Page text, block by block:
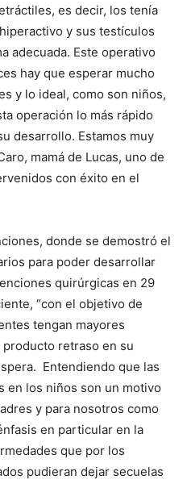
es decir, los tenía
y sus testículos
adecuada. Este operativo
hay que esperar mucho
y lo ideal, como son niños,
operación lo más rápido
desarrollo. Estamos muy
mamá de Lucas, uno de
con éxito en el
donde se demostró el
para poder desarrollar
quirúrgicas en 29
“con el objetivo de
tengan mayores
retraso en su
Entendiendo que las
en los niños son un motivo
y para nosotros como
en particular en la
que por los
pudieran dejar secuelas